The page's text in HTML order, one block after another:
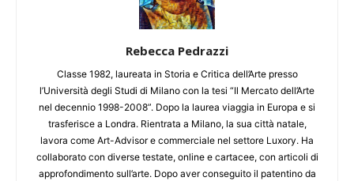
Rebecca Pedrazzi
Classe 1982, laureata in Storia e Critica dell’Arte presso
l’Università degli Studi di Milano con la tesi “Il Mercato dell’Arte
nel decennio 1998-2008”. Dopo la laurea viaggia in Europa e si
trasferisce a Londra. Rientrata a Milano, la sua città natale,
lavora come Art-Advisor e commerciale nel settore Luxory. Ha
collaborato con diverse testate, online e cartacee, con articoli di
approfondimento sull’arte. Dopo aver conseguito il patentino da